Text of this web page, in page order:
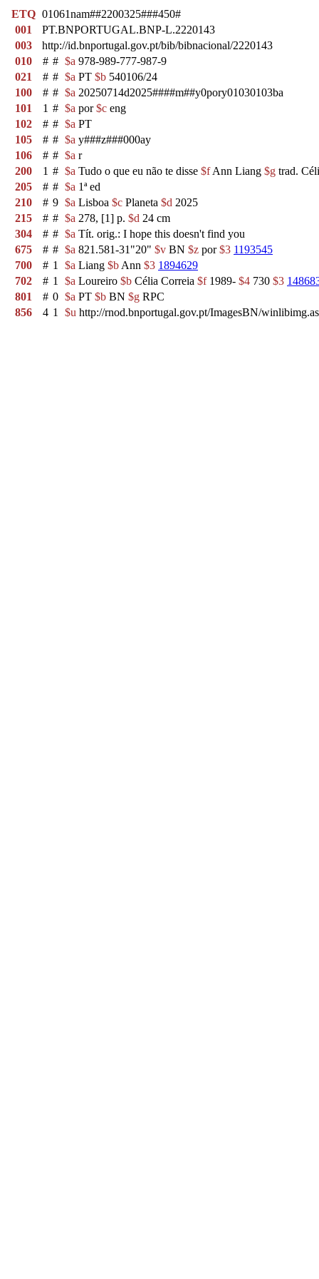
ETQ 01061nam##2200325###450#
001
PT.BNPORTUGAL.BNP-L.2220143
003
http://id.bnportugal.gov.pt/bib/bibnacional/2220143
010
# # $a 978-989-777-987-9
021
# # $a PT $b 540106/24
100
# # $a 20250714d2025####m##y0pory01030103ba
101
1 # $a por$c eng
102
# # $a PT
105
# # $a y###z###000ay
106
# # $a r
200
1 # $a Tudo o que eu não te disse $fAnn Liang $g trad.
205
# # $a 1ª ed
210
# 9 $a Lisboa $c Planeta $d 2025
215
# # $a 278, [1] p. $d 24 cm
304
# # $a Tít. orig.: I hope this doesn't find you
675
# # $a 821.581-31"20" $v BN $z por$3 1193545
700
# 1 $a Liang $b Ann $3 1894629
702
# 1 $a Loureiro $b Célia Correia $f1989- $4 730 $3
801
# 0 $a PT $b BN $g RPC
856
4 1 $u http://rnod.bnportugal.gov.pt/ImagesBN/